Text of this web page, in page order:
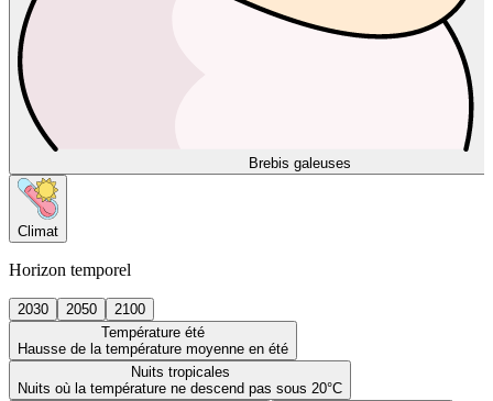
Brebis galeuses
Climat
Horizon temporel
2030 2050
2100
Température été
Hausse de la température moyenne en été
Nuits tropicales
Nuits où la température ne descend pas sous 20°C